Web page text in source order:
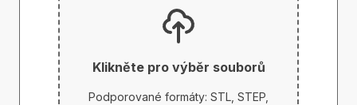
Klikněte pro výběr souborů
Podporované formáty: STL, STEP,